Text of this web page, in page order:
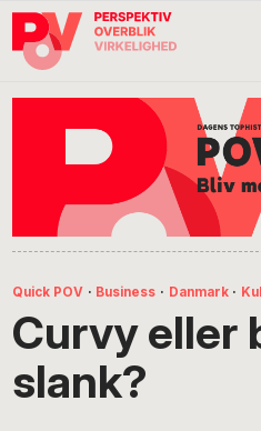
Gå
direkte
Skip
indhold
Gå
direkte
Quick POV · Business · Danmark ·
Curvy eller
slank?